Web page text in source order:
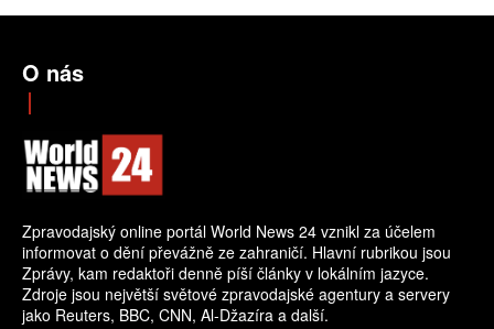
O nás
Zpravodajský online portál World News 24 vznikl za účelem
informovat o dění převážně ze zahraničí. Hlavní rubrikou jsou
Zprávy, kam redaktoři denně píší články v lokálním jazyce.
Zdroje jsou největší světové zpravodajské agentury a servery
jako Reuters, BBC, CNN, Al-Džazíra a další.